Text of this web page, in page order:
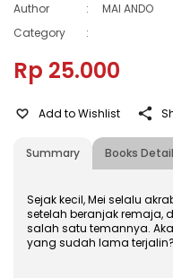
Author :
MAI ANDO
Category
:
Rp 25.000
Summary Books Detail
Add to Wishlist
Sejak kecil, Mei selalu
setelah beranjak remaja,
salah satu temannya.
yang sudah lama terjalin?